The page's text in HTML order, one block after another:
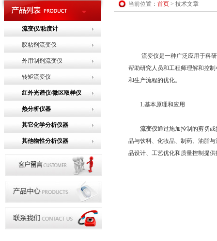
流变仪/粘度计
胶粘剂流变仪
外用制剂流变仪
转矩流变仪
红外光谱仪/微区取样仪
热分析仪器
其它化学分析仪器
其他物性分析仪器
当前位置： 首页 > 技术文章
流变仪是一种广泛应用于科研
帮助研究人员和工程师理解和控
和生产流程的优化。
1.基本原理和应用
流变仪通过施加控制的剪切
品与饮料、化妆品、制药、油脂
品设计、工艺优化和质量控制提